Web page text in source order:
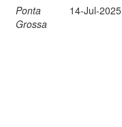
Ponta
Grossa
14-Jul-2025